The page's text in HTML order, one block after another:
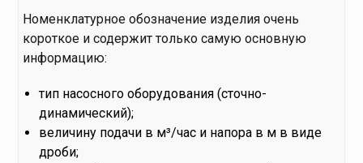
Номенклатурное обозначение изделия очень
короткое и содержит только самую основную
информацию:
тип насосного оборудования (сточно-
динамический);
величину подачи в м³/час и напора в м в виде
дроби;